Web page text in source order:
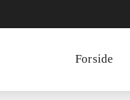
Forside